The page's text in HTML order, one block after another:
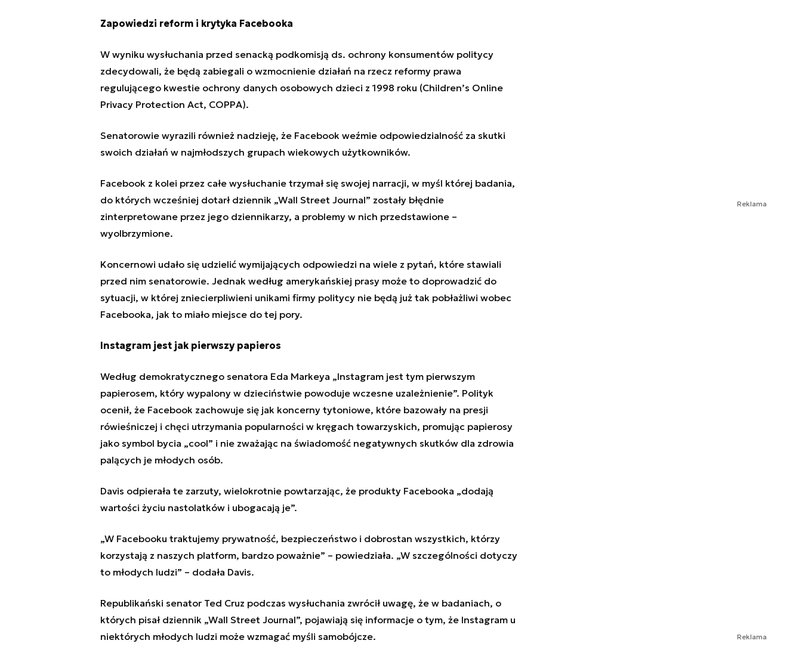
Zapowiedzi reform i krytyka Facebooka
W wyniku wysłuchania przed senacką podkomisją ds. ochrony konsumentów politycy
zdecydowali, że będą zabiegali o wzmocnienie działań na rzecz reformy prawa
regulującego kwestie ochrony danych osobowych dzieci z 1998 roku (Children’s Online
Privacy Protection Act, COPPA).
Senatorowie wyrazili również nadzieję, że Facebook weźmie odpowiedzialność za skutki
swoich działań w najmłodszych grupach wiekowych użytkowników.
Facebook z kolei przez całe wysłuchanie trzymał się swojej narracji, w myśl której badania,
do których wcześniej dotarł dziennik „Wall Street Journal” zostały błędnie
zinterpretowane przez jego dziennikarzy, a problemy w nich przedstawione –
wyolbrzymione.
Koncernowi udało się udzielić wymijających odpowiedzi na wiele z pytań, które stawiali
przed nim senatorowie. Jednak według amerykańskiej prasy może to doprowadzić do
sytuacji, w której zniecierpliwieni unikami firmy politycy nie będą już tak pobłażliwi wobec
Facebooka, jak to miało miejsce do tej pory.
Instagram jest jak pierwszy papieros
Według demokratycznego senatora Eda Markeya „Instagram jest tym pierwszym
papierosem, który wypalony w dzieciństwie powoduje wczesne uzależnienie”. Polityk
ocenił, że Facebook zachowuje sięjak koncerny tytoniowe, które bazowały na presji
rówieśniczej i chęci utrzymania popularności w kręgach towarzyskich, promując papierosy
jako symbol bycia „cool” i nie zważając na świadomość negatywnych skutków dla zdrowia
palących je młodych osób.
Davis odpierała te zarzuty, wielokrotnie powtarzając, że produkty Facebooka „dodają
wartości życiu nastolatków i ubogacają je”.
„W Facebooku traktujemy prywatność, bezpieczeństwo i dobrostan wszystkich, którzy
korzystają z naszych platform, bardzo poważnie” – powiedziała. „W szczególności dotyczy
to młodych ludzi” – dodała Davis.
Republikański senator Ted Cruz podczas wysłuchania zwrócił uwagę, że w badaniach, o
których pisał dziennik „Wall Street Journal”, pojawiają się informacje o tym, że Instagram u
niektórych młodych ludzi może wzmagać myśli samobójcze.
Reklama
Reklama